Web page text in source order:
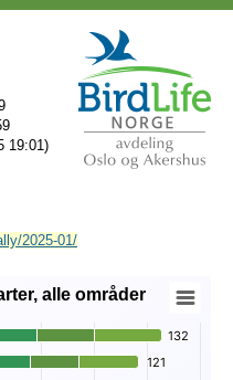
19:01)
2025-01/
alle områder
arter, alle områder
alle områder
132
132
121
121